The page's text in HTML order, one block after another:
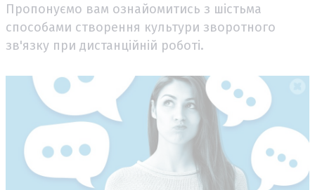
Пропонуємо вам ознайомитись з шістьма
способами створення культури зворотного
зв'язку при дистанційній роботі.